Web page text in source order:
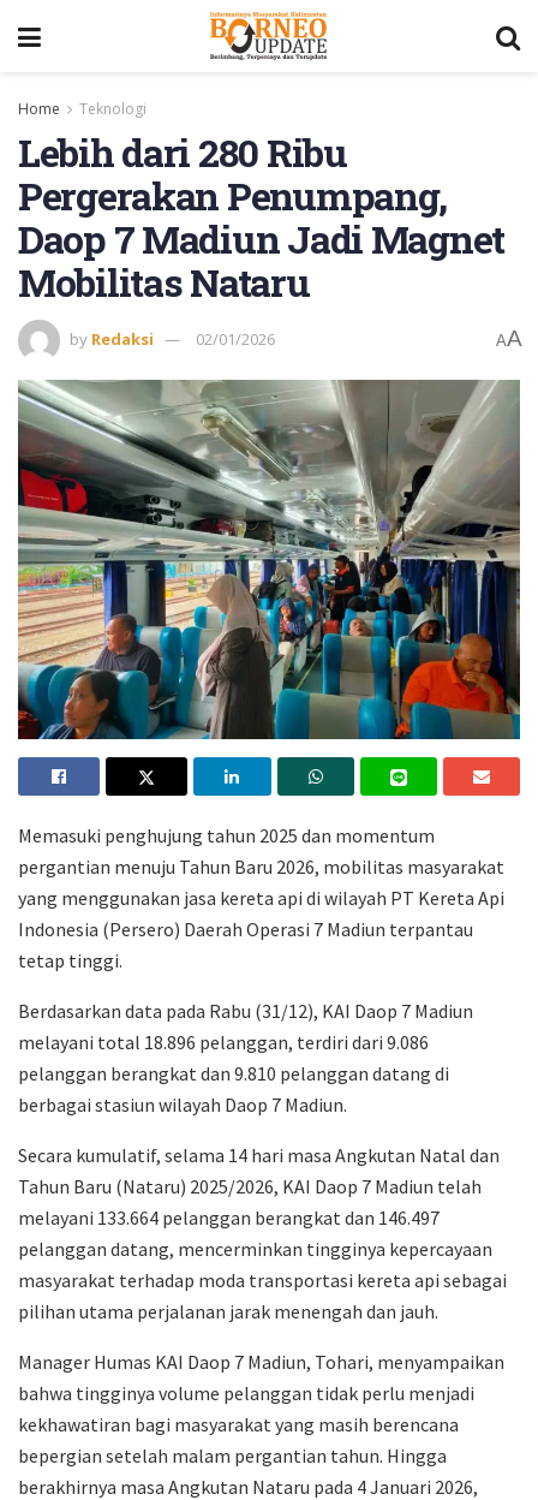
Home Teknologi
Lebih dari 280 Ribu
Pergerakan Penumpang,
Daop 7 Madiun Jadi Magnet
Mobilitas Nataru
by Redaksi 02/01/2026 AA
Memasuki penghujung tahun 2025 dan momentum
pergantian menuju Tahun Baru 2026, mobilitas masyarakat
yang menggunakan jasa kereta api di wilayah PT Kereta Api
Indonesia (Persero) Daerah Operasi 7 Madiun terpantau
tetap tinggi.
Berdasarkan data pada Rabu (31/12), KAI Daop 7 Madiun
melayani total 18.896 pelanggan, terdiri dari 9.086
pelanggan berangkat dan 9.810 pelanggan datang di
berbagai stasiun wilayah Daop 7 Madiun.
Secara kumulatif, selama 14 hari masa Angkutan Natal dan
Tahun Baru (Nataru) 2025/2026, KAI Daop 7 Madiun telah
melayani 133.664 pelanggan berangkat dan 146.497
pelanggan datang, mencerminkan tingginya kepercayaan
masyarakat terhadap moda transportasi kereta api sebagai
pilihan utama perjalanan jarak menengah dan jauh.
Manager Humas KAI Daop 7 Madiun, Tohari, menyampaikan
bahwa tingginya volume pelanggan tidak perlu menjadi
kekhawatiran bagi masyarakat yang masih berencana
bepergian setelah malam pergantian tahun. Hingga
berakhirnya masa Angkutan Nataru pada 4 Januari 2026,